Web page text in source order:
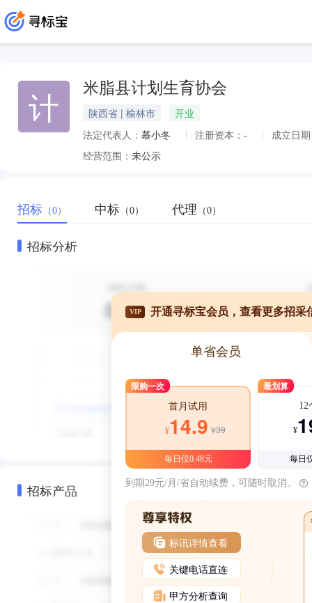
计 米脂县计划生育协会
陕西省 | 榆林市
开业
法定代表人： 慕小冬 注册资本： -
成立日
经营范围： 未公示
招标 （0） 中标 （0） 代理 （0）
招标分析
招标产品
VIP 开通寻标宝会员，查看更多招采
单省会员
限购一次
首月试用
¥14.9 ¥39
每日仅0.48元
最划算
12
¥
每日
到期29元/月/省自动续费，可随时取消。
标讯详情查看
关键电话直连
甲方分析查询